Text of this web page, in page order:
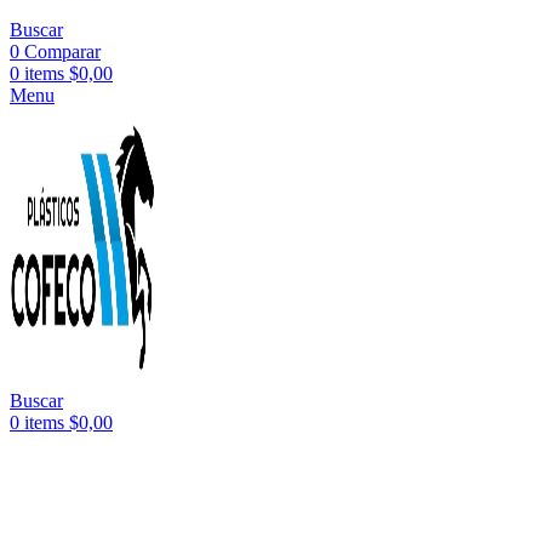
Buscar
0 Comparar
0 items $0,00
Menu
Buscar
0 items $0,00